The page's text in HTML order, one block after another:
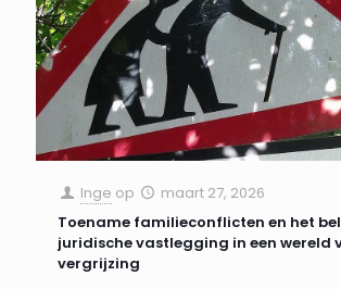
Inge op
maart 27, 2026
Toename familieconflicten en het
juridische vastlegging in een wereld
vergrijzing